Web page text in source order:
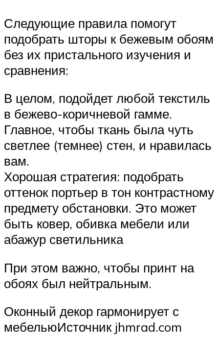
Следующие правила помогут
подобрать шторы к бежевым обоям
без их пристального изучения и
сравнения:
В целом, подойдет любой текстиль
в бежево-коричневой гамме.
Главное, чтобы ткань была чуть
светлее (темнее) стен, и нравилась
вам.
Хорошая стратегия: подобрать
оттенок портьер в тон контрастному
предмету обстановки. Это может
быть ковер, обивка мебели или
абажур светильника
При этом важно, чтобы принт на
обоях был нейтральным.
Оконный декор гармонирует с
мебельюИсточник jhmrad.com